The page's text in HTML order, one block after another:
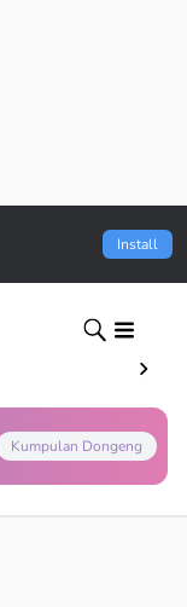
Install
Kumpulan Dongeng